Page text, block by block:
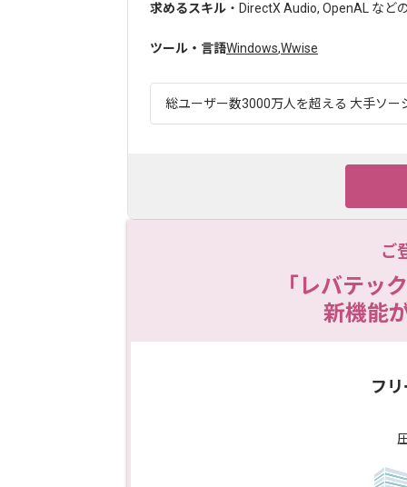
求めるスキル ・DirectX Audio, OpenAL など
ツール・言語Windows,Wwise
総ユーザー数3000万人を超える 大手ソ
ご
「レバテッ
新機能
フ